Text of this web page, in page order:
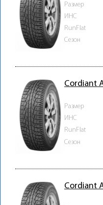
Размер
ИНС
RunFlat
Сезон
Cordiant
Размер
ИНС
RunFlat
Сезон
Cordiant